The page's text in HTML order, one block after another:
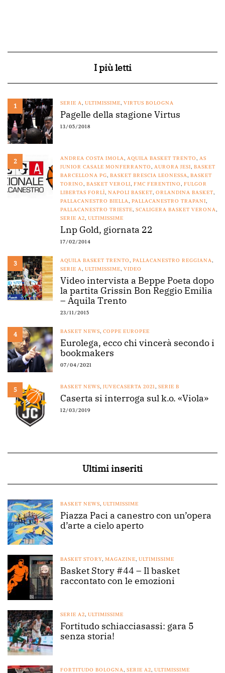
I più letti
1 SERIE A, ULTIMISSIME, VIRTUS BOLOGNA
Pagelle della stagione Virtus
13/05/2018
2 ANDREA COSTA IMOLA, AQUILA BASKET TRENTO, AS
JUNIOR CASALE MONFERRANTO, AURORA JESI, BASKET
BARCELLONA PG, BASKET BRESCIA LEONESSA, BASKET
TORINO, BASKET VEROLI, FMC FERENTINO, FULGOR
LIBERTAS FORLÌ, NAPOLI BASKET, ORLANDINA BASKET,
PALLACANESTRO BIELLA, PALLACANESTRO TRAPANI,
PALLACANESTRO TRIESTE, SCALIGERA BASKET VERONA,
SERIE A2, ULTIMISSIME
Lnp Gold, giornata 22
17/02/2014
3 AQUILA BASKET TRENTO, PALLACANESTRO REGGIANA,
SERIE A, ULTIMISSIME, VIDEO
Video intervista a Beppe Poeta dopo
la partita Grissin Bon Reggio Emilia
– Aquila Trento
23/11/2015
4 BASKET NEWS, COPPE EUROPEE
Eurolega, ecco chi vincerà secondo i
bookmakers
07/04/2021
5 BASKET NEWS, JUVECASERTA 2021, SERIE B
Caserta si interroga sul k.o. «Viola»
12/03/2019
Ultimi inseriti
BASKET NEWS, ULTIMISSIME
Piazza Paci a canestro con un’opera
d’arte a cielo aperto
BASKET STORY, MAGAZINE, ULTIMISSIME
Basket Story #44 – Il basket
raccontato con le emozioni
SERIE A2, ULTIMISSIME
Fortitudo schiacciasassi: gara 5
senza storia!
FORTITUDO BOLOGNA, SERIE A2, ULTIMISSIME